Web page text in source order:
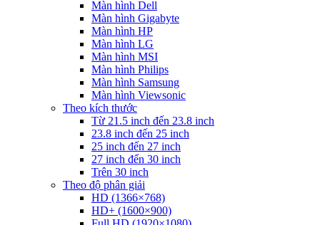
Màn hình Dell
Màn hình Gigabyte
Màn hình HP
Màn hình LG
Màn hình MSI
Màn hình Philips
Màn hình Samsung
Màn hình Viewsonic
Theo kích thước
Từ 21.5 inch đến 23.8 inch
23.8 inch đến 25 inch
25 inch đến 27 inch
27 inch đến 30 inch
Trên 30 inch
Theo độ phân giải
HD (1366×768)
HD+ (1600×900)